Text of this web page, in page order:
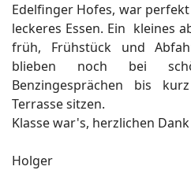
Edelfinger Hofes, war
leckeres Essen. Ein kleines
früh, Frühstück und
blieben noch bei
Benzingesprächen bis
Terrasse sitzen.
Klasse war's, herzlichen
Holger